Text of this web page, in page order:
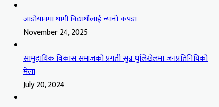
जाडोयाममा थामी विद्यार्थीलाई न्यानो कपडा
November 24, 2025
सामुदायिक विकास समाजको प्रगती सुन्न धुलिखेलमा जनप्रतिनिधिको
मेला
July 20, 2024